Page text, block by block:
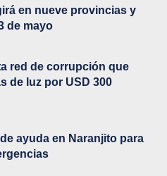
en nueve provincias y
de mayo
red de corrupción que
de luz por USD 300
ayuda en Naranjito para